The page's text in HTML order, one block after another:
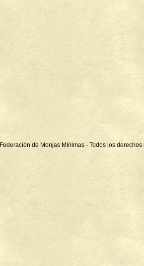
Federación de Monjas Mínimas - Todos los